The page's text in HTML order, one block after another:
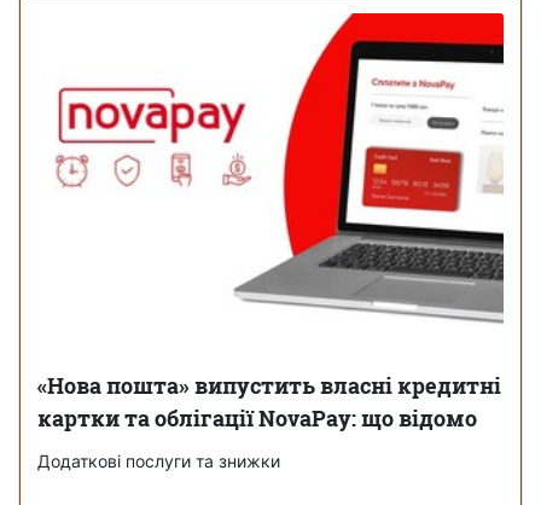
«Нова пошта» випустить власні кредитні
картки та облігації NovaPay: що відомо
Додаткові послуги та знижки